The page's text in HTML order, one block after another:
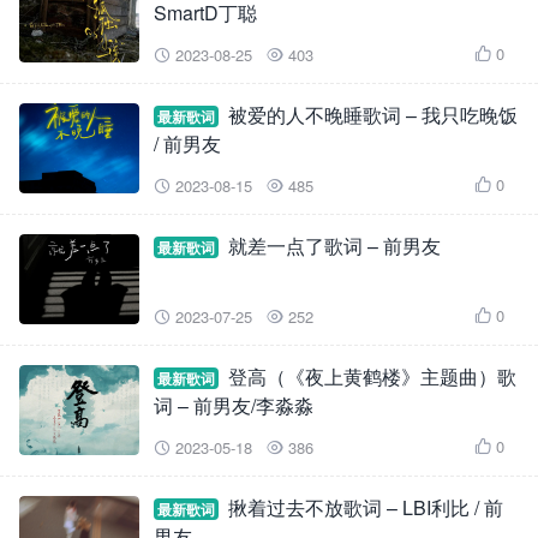
SmartD丁聪
 2023-08-25  403  0
最新歌词
被爱的人不晚睡歌词 – 我只吃晚饭
/ 前男友
 2023-08-15  485  0
最新歌词 就差一点了歌词 – 前男友
 2023-07-25  252  0
最新歌词
登高（《夜上黄鹤楼》主题曲）歌
词 – 前男友/李淼淼
 2023-05-18  386  0
最新歌词
揪着过去不放歌词 – LBI利比 / 前